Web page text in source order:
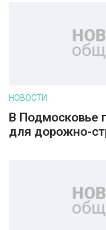
НОВОСТИ
В Подмосковье
для дорожно-